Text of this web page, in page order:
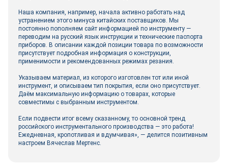
Наша компания, например, начала активно работать над
устранением этого минуса китайских поставщиков. Мы
постоянно пополняем сайт информацией по инструменту —
переводим на русский язык инструкции и технические паспорта
приборов. В описании каждой позиции товара по возможности
присутствует подробная информация о конструкции,
применимости и рекомендованных режимах резания.
Указываем материал, из которого изготовлен тот или иной
инструмент, и описываем тип покрытия, если оно присутствует.
Даём максимальную информацию о товарах, которые
совместимы с выбранным инструментом.
Если подвести итог всему сказанному, то основной тренд
российского инструментального производства — это работа!
Ежедневная, кропотливая и вдумчивая», — делится позитивным
настроем Вячеслав Мертенс.